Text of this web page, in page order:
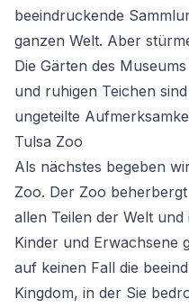
beeindruckende
ganzen Welt. Aber
Die Gärten des
und ruhigen Teichen
ungeteilte
Tulsa Zoo
Als nächstes begeben
Zoo. Der Zoo
allen Teilen der Welt
Kinder und Erwachsene
auf keinen Fall die
Kingdom, in der Sie